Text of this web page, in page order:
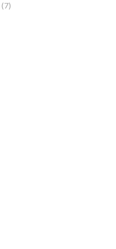
(7)